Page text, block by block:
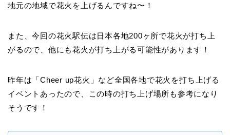
地元の地域で花火を上げるんですね〜！
また、今回の花火駅伝は日本各地200ヶ所で花火が打ち上
がるので、他にも花火が打ち上がる可能性があります！
昨年は「Cheer up花火」など全国各地で花火を打ち上げる
イベントあったので、この時の打ち上げ場所も参考になり
そうです！